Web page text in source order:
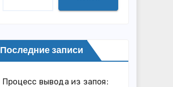
Последние записи
Процесс вывода из запоя: